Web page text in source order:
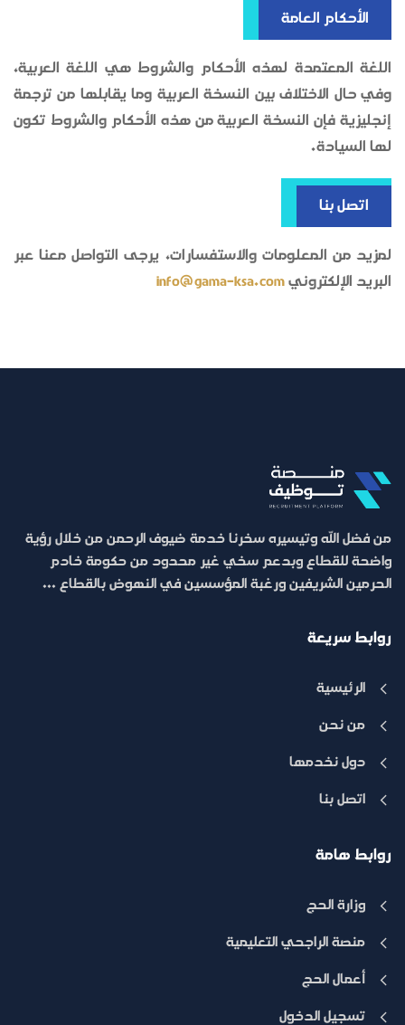
الأحكام العامة
اللغة المعتمدة لهذه الأحكام والشروط هي اللغة العربية،
وفي حال الاختلاف بين النسخة العربية وما يقابلها من ترجمة
إنجليزية فإن النسخة العربية من هذه الأحكام والشروط تكون
لها السيادة.
اتصل بنا
لمزيد من المعلومات والاستفسارات، يرجى التواصل معنا عبر
البريد الإلكترونيinfo@gama-ksa.com
من فضل الله وتيسيره سخرنا خدمة ضيوف الرحمن من خلال رؤية
واضحة للقطاع وبدعم سخي غير محدود من حكومة خادم
الحرمين الشريفين ورغبة المؤسسين في النهوض بالقطاع ...
روابط سريعة
الرئيسية
من نحن
دول نخدمها
اتصل بنا
روابط هامة
وزارة الحج
منصة الراجحي التعليمية
أعمال الحج
تسجيل الدخول